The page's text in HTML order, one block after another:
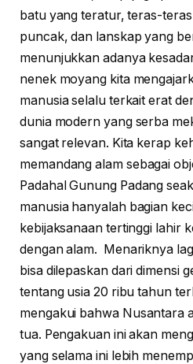
batu yang teratur, teras-
puncak, dan lanskap yang
menunjukkan adanya
nenek moyang kita
manusia selalu terkait erat
dunia modern yang serba
sangat relevan. Kita kerap
memandang alam sebagai
Padahal Gunung Padang
manusia hanyalah bagian
kebijaksanaan tertinggi lahir
dengan alam. Menariknya
bisa dilepaskan dari dimensi
tentang usia 20 ribu tahun
mengakui bahwa Nusantara
tua. Pengakuan ini akan
yang selama ini lebih